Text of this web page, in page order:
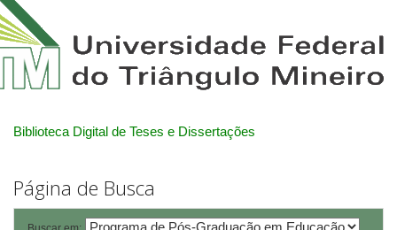
Biblioteca Digital de Teses e Dissertações
Página de Busca